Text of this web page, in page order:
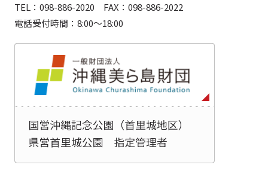
TEL：098-886-2020 FAX：098-886-2022
電話受付時間：8:00～18:00